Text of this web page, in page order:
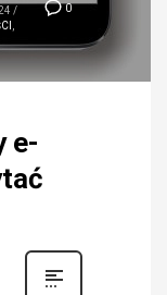
0
/
e-